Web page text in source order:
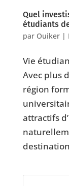
Quel
étudiants
par Ouiker|
Vie
Avec plus
région
attractifs